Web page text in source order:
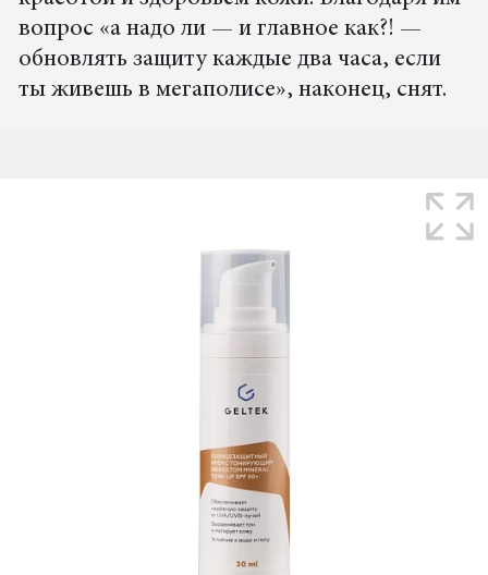
вопрос «а надо ли — и главное как?! —
обновлять защиту каждые два часа, если
ты живешь в мегаполисе», наконец, снят.